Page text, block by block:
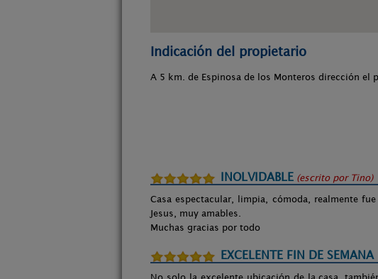
Indicación del propietario
A 5 km. de Espinosa de los Monteros dirección el
INOLVIDABLE (escrito por Tino)
Casa espectacular, limpia, cómoda, realmente
Jesus, muy amables.
Muchas gracias por todo
EXCELENTE FIN DE